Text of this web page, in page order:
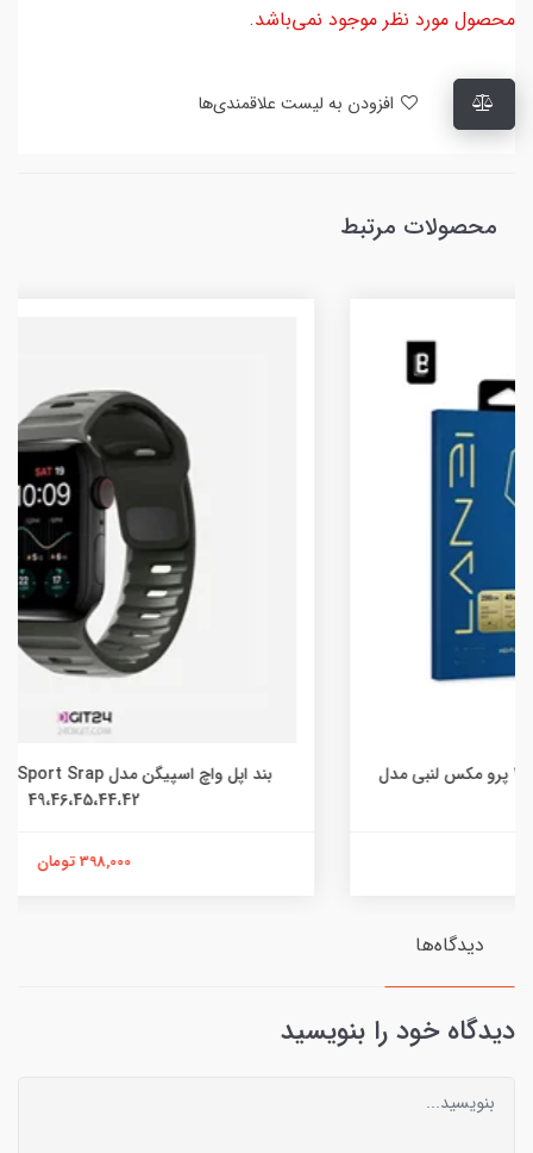
محصول مورد نظر موجود نمی‌باشد.
محصولات مرتبط
بند اپل واچ اسپیگن مدل Sport Srap مناسب برای سایز
دیدگاه‌ها
دیدگاه خود را بنویسید